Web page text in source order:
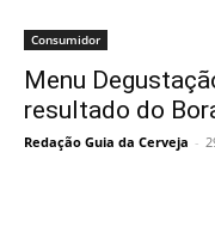
Consumidor
Menu
resultado do
Redação Guia da Cerveja -